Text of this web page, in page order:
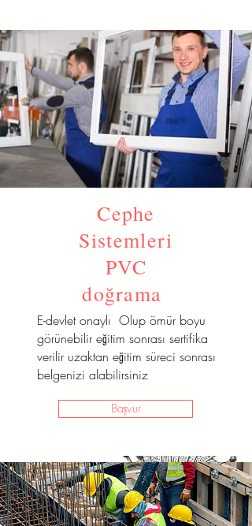
Cephe
Sistemleri
PVC
doğrama
E-devlet onaylı Olup ömür boyu
görünebilir eğitim sonrası sertifika
verilir uzaktan eğitim süreci sonrası
belgenizi alabilirsiniz
Başvur